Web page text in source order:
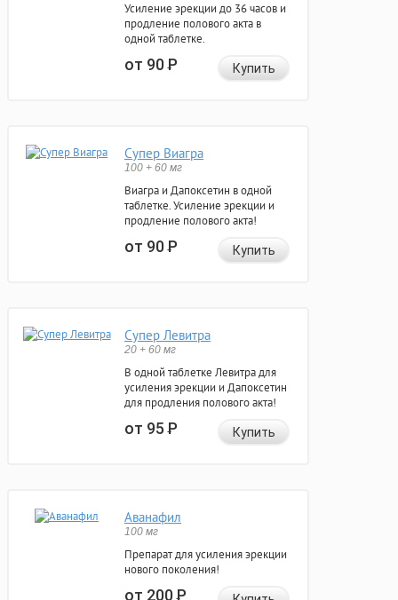
Усиление эрекции до 36 часов и
продление полового акта в
одной таблетке.
от 90Р Купить
Супер Виагра
100 + 60 мг
Виагра и Дапоксетин в одной
таблетке. Усиление эрекции и
продление полового акта!
от 90Р Купить
Супер Левитра
20 + 60 мг
В одной таблетке Левитра для
усиления эрекции и Дапоксетин
для продления полового акта!
от 95Р Купить
Аванафил
100 мг
Препарат для усиления эрекции
нового поколения!
от 200Р